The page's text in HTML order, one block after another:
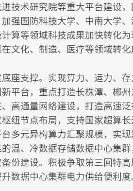
技术研究院等重大平台建设
强国防科技大学、中南大学
算等领域科技成果加快转化
文化、制造、医疗等领域转化
底座支撑。实现算力、运力、
平台，重点打造长株潭、郴
高通量网络建设，打造高速
纽节点布局，支持国家超算
多元异构算力汇聚规模，实
温、冷数据存储数据中心集
份建设。积极争取第三回特
数据中心集群电力供给便利度